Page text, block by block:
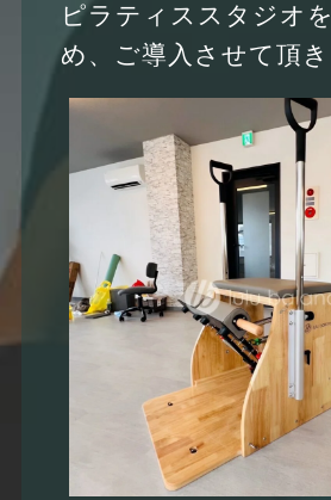
ピラティススタジオ
め、ご導入させて頂き